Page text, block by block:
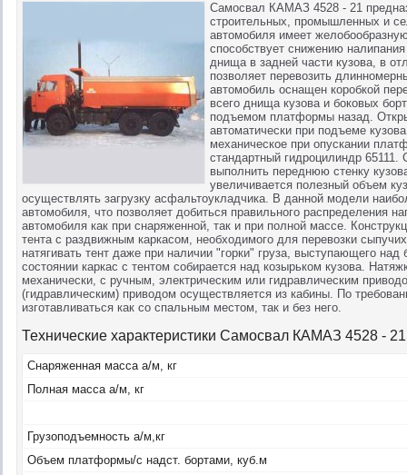
Cамосвал КАМАЗ 4528 - 21
строительных, промышленных и
автомобиля имеет
способствует снижению
днища в задней части кузова, в
позволяет перевозить
автомобиль оснащен коробкой
всего днища кузова и боковых
подъемом платформы назад.
автоматически при подъеме
механическое при опускании
стандартный гидроцилиндр 65111.
выполнить переднюю стенку
увеличивается полезный объем
осуществлять загрузку асфальтоукладчика. В данной модели
автомобиля, что позволяет добиться правильного распределения
автомобиля как при снаряженной, так и при полной массе.
тента с раздвижным каркасом, необходимого для перевозки
натягивать тент даже при наличии "горки" груза, выступающего
состоянии каркас с тентом собирается над козырьком кузова.
механически, с ручным, электрическим или гидравлическим
(гидравлическим) приводом осуществляется из кабины. По
изготавливаться как со спальным местом, так и без него.
Технические характеристики Cамосвал КАМАЗ 4528 - 21
Снаряженная масса а/м, кг
Полная масса а/м, кг
Грузоподъемность а/м,кг
Объем платформы/c надст. бортами, куб.м